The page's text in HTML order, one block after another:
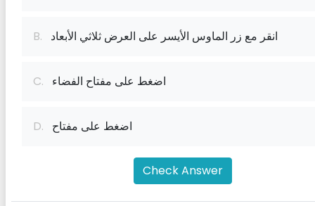
B. انقر مع زر الماوس الأيسر على العرض ثلاثي الأبعاد
C. اضغط على مفتاح الفضاء
D. اضغط على مفتاح
Check Answer